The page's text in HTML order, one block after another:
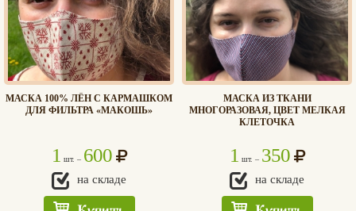
МАСКА 100% ЛЁН С КАРМАШКОМ
ДЛЯ ФИЛЬТРА «МАКОШЬ»
1 шт. – 600
на складе
МАСКА ИЗ ТКАНИ
МНОГОРАЗОВАЯ, ЦВЕТ МЕЛКАЯ
КЛЕТОЧКА
1 шт. – 350
на складе